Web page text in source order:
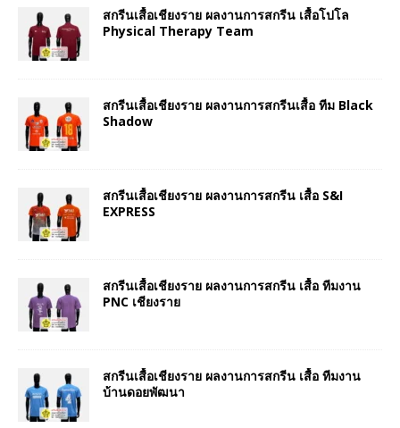
สกรีนเสื้อเชียงราย ผลงานการสกรีน เสื้อโปโล
Physical Therapy Team
สกรีนเสื้อเชียงราย ผลงานการสกรีนเสื้อ ทีม Black
Shadow
สกรีนเสื้อเชียงราย ผลงานการสกรีน เสื้อ S&I
EXPRESS
สกรีนเสื้อเชียงราย ผลงานการสกรีน เสื้อ ทีมงาน
PNC เชียงราย
สกรีนเสื้อเชียงราย ผลงานการสกรีน เสื้อ ทีมงาน
บ้านดอยพัฒนา